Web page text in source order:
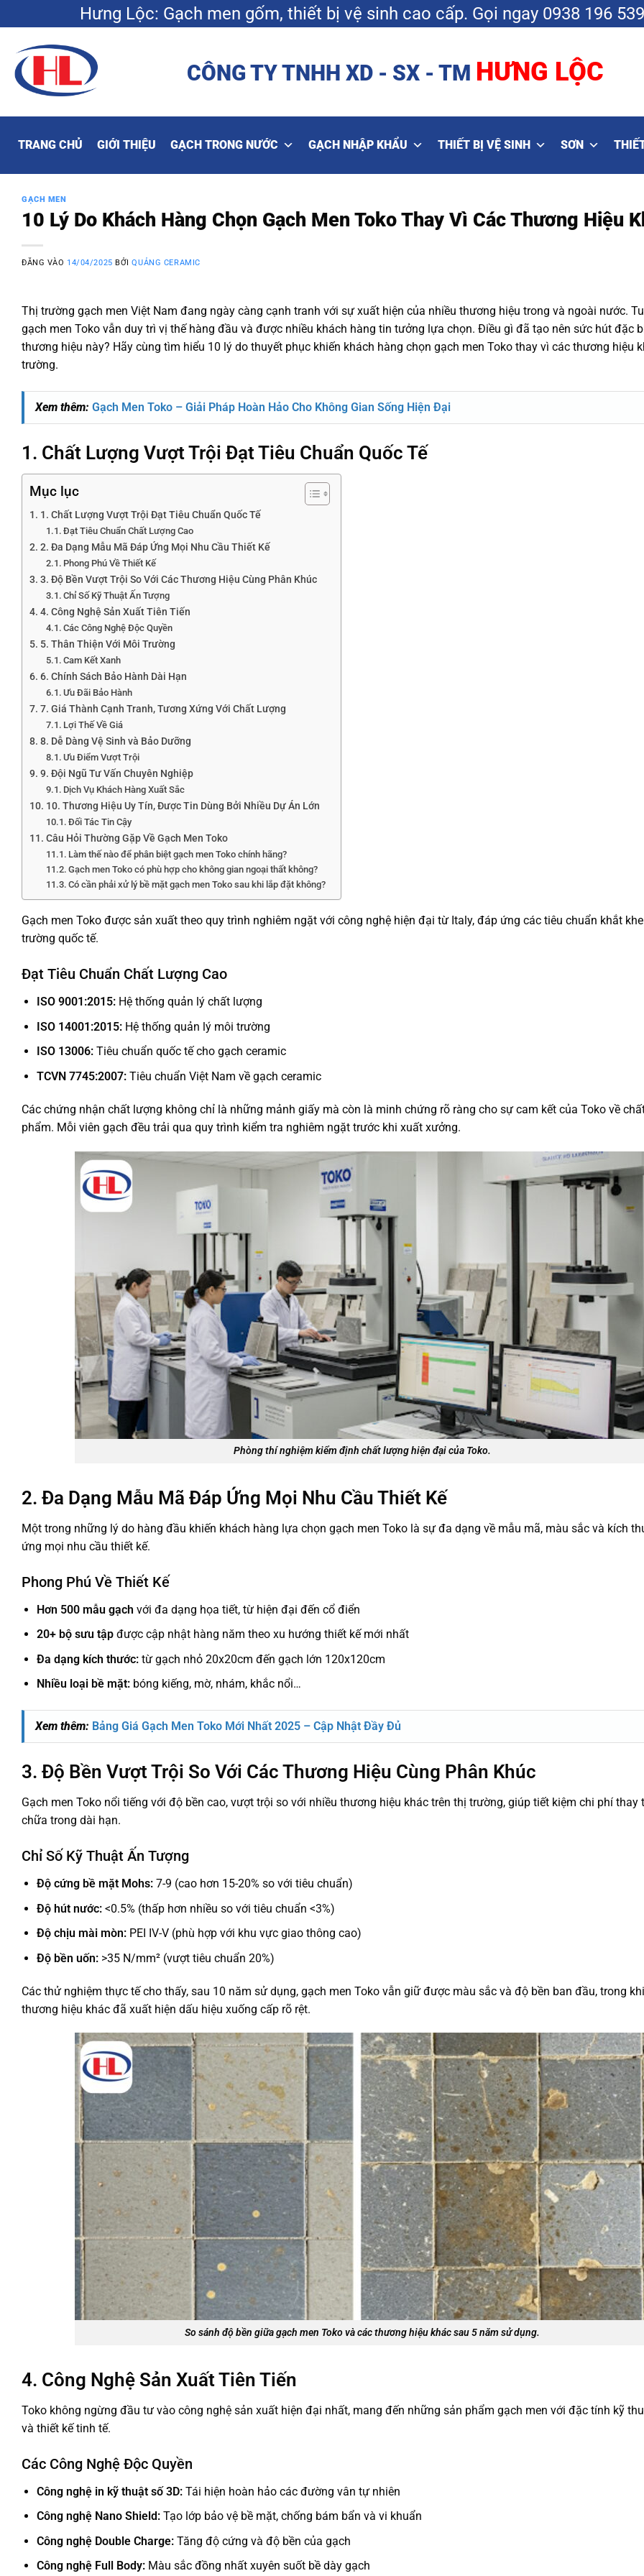
qua
dung
Hưng Lộc: Gạch men gốm, thiết bị vệ sinh cao cấp. Gọi ngay 0938 196 539
CÔNG TY TNHH XD - SX - TM HƯNG LỘC
TRANG CHỦ GIỚI THIỆU GẠCH TRONG NƯỚC GẠCH NHẬP KHẨU THIẾT BỊ VỆ SINH SƠN
GẠCH MEN
10 Lý Do Khách Hàng Chọn Gạch Men Toko Thay Vì Các Thương Hiệu
ĐĂNG VÀO 14/04/2025 BỞIQUẢNG CERAMIC
Thị trường gạch men Việt Nam đang ngày càng cạnh tranh với sự xuất hiện của nhiều thương hiệu trong và ngoài nước.
gạch men Toko vẫn duy trì vị thế hàng đầu và được nhiều khách hàng tin tưởng lựa chọn. Điều gì đã tạo nên sức hút đặc
thương hiệu này? Hãy cùng tìm hiểu 10 lý do thuyết phục khiến khách hàng chọn gạch men Toko thay vì các thương hiệu
trường.
Xem thêm: Gạch Men Toko – Giải Pháp Hoàn Hảo Cho Không Gian Sống Hiện Đại
1. Chất Lượng Vượt Trội Đạt Tiêu Chuẩn Quốc Tế
Mục lục
1. Chất Lượng Vượt Trội Đạt Tiêu Chuẩn Quốc Tế
Đạt Tiêu Chuẩn Chất Lượng Cao
2. Đa Dạng Mẫu Mã Đáp Ứng Mọi Nhu Cầu Thiết Kế
Phong Phú Về Thiết Kế
3. Độ Bền Vượt Trội So Với Các Thương Hiệu Cùng Phân Khúc
Chỉ Số Kỹ Thuật Ấn Tượng
4. Công Nghệ Sản Xuất Tiên Tiến
Các Công Nghệ Độc Quyền
5. Thân Thiện Với Môi Trường
Cam Kết Xanh
6. Chính Sách Bảo Hành Dài Hạn
Ưu Đãi Bảo Hành
7. Giá Thành Cạnh Tranh, Tương Xứng Với Chất Lượng
Lợi Thế Về Giá
8. Dễ Dàng Vệ Sinh và Bảo Dưỡng
Ưu Điểm Vượt Trội
9. Đội Ngũ Tư Vấn Chuyên Nghiệp
Dịch Vụ Khách Hàng Xuất Sắc
10. Thương Hiệu Uy Tín, Được Tin Dùng Bởi Nhiều Dự Án Lớn
Đối Tác Tin Cậy
Câu Hỏi Thường Gặp Về Gạch Men Toko
Làm thế nào để phân biệt gạch men Toko chính hãng?
Gạch men Toko có phù hợp cho không gian ngoại thất không?
Có cần phải xử lý bề mặt gạch men Toko sau khi lắp đặt không?
Gạch men Toko được sản xuất theo quy trình nghiêm ngặt với công nghệ hiện đại từ Italy, đáp ứng các tiêu chuẩn khắt
trường quốc tế.
Đạt Tiêu Chuẩn Chất Lượng Cao
ISO 9001:2015:Hệ thống quản lý chất lượng
ISO 14001:2015:Hệ thống quản lý môi trường
ISO 13006:Tiêu chuẩn quốc tế cho gạch ceramic
TCVN 7745:2007:Tiêu chuẩn Việt Nam về gạch ceramic
Các chứng nhận chất lượng không chỉ là những mảnh giấy mà còn là minh chứng rõ ràng cho sự cam kết của Toko về
phẩm. Mỗi viên gạch đều trải qua quy trình kiểm tra nghiêm ngặt trước khi xuất xưởng.
Phòng thí nghiệm kiểm định chất lượng hiện đại của Toko.
2. Đa Dạng Mẫu Mã Đáp Ứng Mọi Nhu Cầu Thiết Kế
Một trong những lý do hàng đầu khiến khách hàng lựa chọn gạch men Toko là sự đa dạng về mẫu mã, màu sắc và kích
ứng mọi nhu cầu thiết kế.
Phong Phú Về Thiết Kế
Hơn 500 mẫu gạch với đa dạng họa tiết, từ hiện đại đến cổ điển
20+ bộ sưu tậpđược cập nhật hàng năm theo xu hướng thiết kế mới nhất
Đa dạng kích thước:từ gạch nhỏ 20x20cm đến gạch lớn 120x120cm
Nhiều loại bề mặt:bóng kiếng, mờ, nhám, khắc nổi…
Xem thêm: Bảng Giá Gạch Men Toko Mới Nhất 2025 – Cập Nhật Đầy Đủ
3. Độ Bền Vượt Trội So Với Các Thương Hiệu Cùng Phân Khúc
Gạch men Toko nổi tiếng với độ bền cao, vượt trội so với nhiều thương hiệu khác trên thị trường, giúp tiết kiệm chi phí thay
chữa trong dài hạn.
Chỉ Số Kỹ Thuật Ấn Tượng
Độ cứng bề mặt Mohs:7-9 (cao hơn 15-20% so với tiêu chuẩn)
Độ hút nước:<0.5% (thấp hơn nhiều so với tiêu chuẩn <3%)
Độ chịu mài mòn:PEI IV-V (phù hợp với khu vực giao thông cao)
Độ bền uốn:>35 N/mm² (vượt tiêu chuẩn 20%)
Các thử nghiệm thực tế cho thấy, sau 10 năm sử dụng, gạch men Toko vẫn giữ được màu sắc và độ bền ban đầu, trong
thương hiệu khác đã xuất hiện dấu hiệu xuống cấp rõ rệt.
So sánh độ bền giữa gạch men Toko và các thương hiệu khác sau 5 năm sử dụng.
4. Công Nghệ Sản Xuất Tiên Tiến
Toko không ngừng đầu tư vào công nghệ sản xuất hiện đại nhất, mang đến những sản phẩm gạch men với đặc tính kỹ
và thiết kế tinh tế.
Các Công Nghệ Độc Quyền
Công nghệ in kỹ thuật số 3D:Tái hiện hoàn hảo các đường vân tự nhiên
Công nghệ Nano Shield:Tạo lớp bảo vệ bề mặt, chống bám bẩn và vi khuẩn
Công nghệ Double Charge:Tăng độ cứng và độ bền của gạch
Công nghệ Full Body:Màu sắc đồng nhất xuyên suốt bề dày gạch